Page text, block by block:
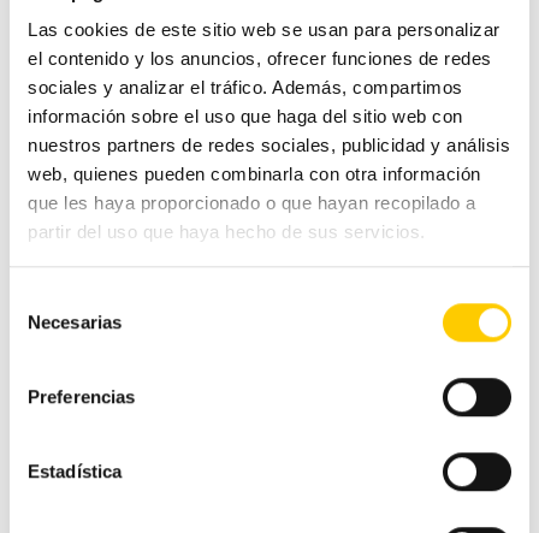
Las cookies de este sitio web se usan para personalizar
el contenido y los anuncios, ofrecer funciones de redes
sociales y analizar el tráfico. Además, compartimos
información sobre el uso que haga del sitio web con
nuestros partners de redes sociales, publicidad y análisis
web, quienes pueden combinarla con otra información
que les haya proporcionado o que hayan recopilado a
partir del uso que haya hecho de sus servicios.
Necesarias
Preferencias
Estadística
Categorías
#CashlogyContigo
Comercio Alimentación
Ferias y congresos
Hostelería
Otras noticias